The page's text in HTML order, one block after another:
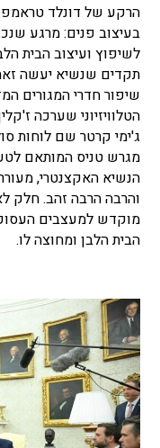
הרקע של דונלד טראמפ
בעיצוב פנים: מרגע
לשיפוץ ועיצוב הבית
תקדים שנשיא יעשה
שיפור חדרי המגורים
הטלוויזיוני שערכה
ג'ימי קרטר שם לוחות
מגרש טניס המותאם
הנשיא האקצנטרי,
והרבה הרבה זהב. חלק
מוקדש למעצבים
הבית הלבן ומחוצה לו.